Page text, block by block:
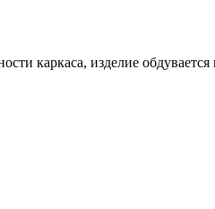
каркаса, изделие